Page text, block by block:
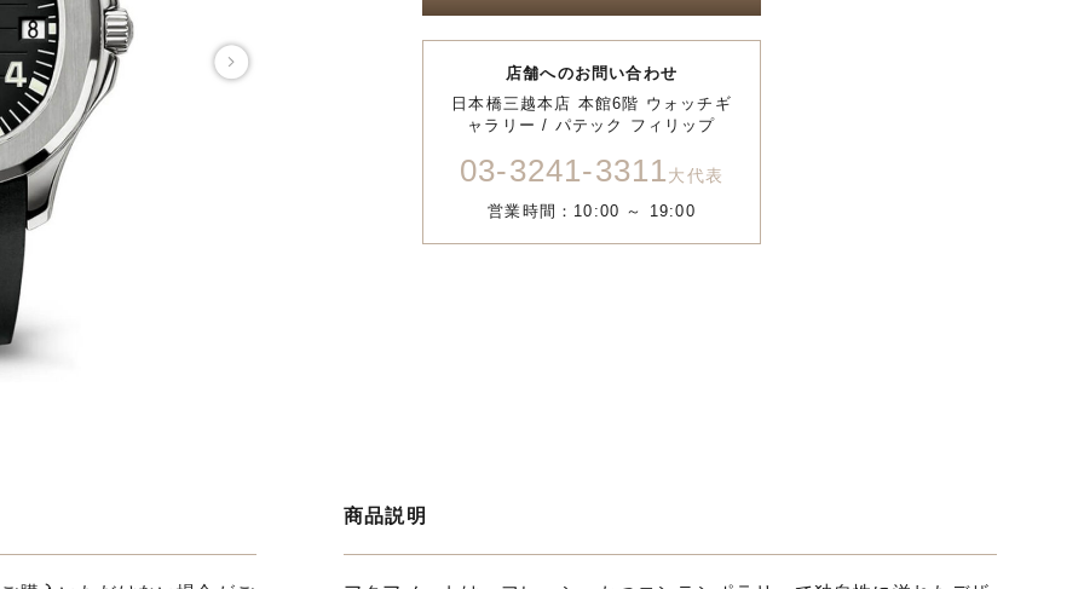
店舗へのお問い合わせ
日本橋三越本店 本館6階 ウォッチギ
ャラリー / パテック フィリップ
03-3241-3311大代表
営業時間：10:00 ～ 19:00
商品説明